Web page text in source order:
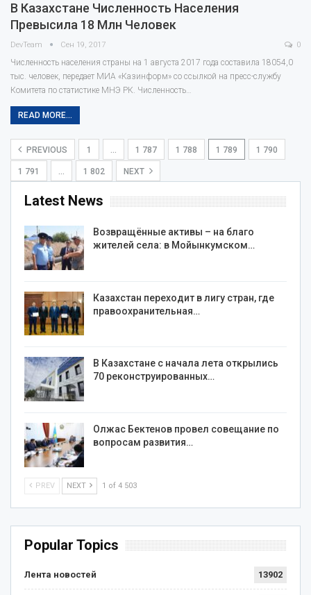
В Казахстане Численность Населения
Превысила 18 Млн Человек
DevTeam Сен 19, 2017 0
Численность населения страны на 1 августа 2017 года составила 18054,0
тыс. человек, передает МИА «Казинформ» со ссылкой на пресс-службу
Комитета по статистике МНЭ РК. Численность…
READ MORE...
PREVIOUS 1 … 1 787 1 788 1 789 1 790
1 791 … 1 802 NEXT
Latest News
Возвращённые активы – на благо
жителей села: в Мойынкумском…
Казахстан переходит в лигу стран, где
правоохранительная…
В Казахстане с начала лета открылись
70 реконструированных…
Олжас Бектенов провел совещание по
вопросам развития…
PREV NEXT 1 of 4 503
Popular Topics
Лента новостей 13902